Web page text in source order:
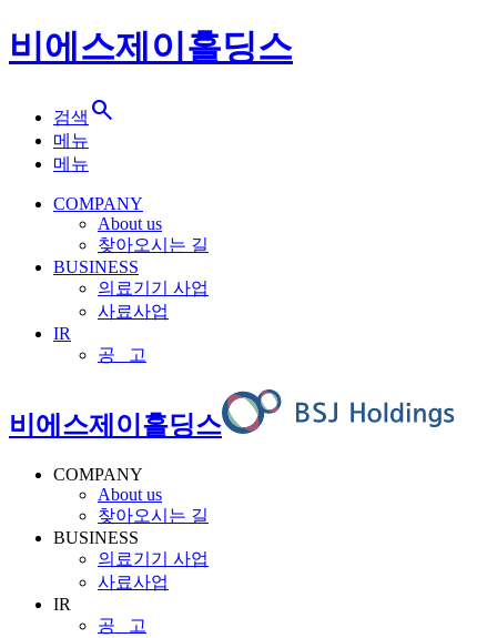
비에스제이홀딩스
검색 search
메뉴
메뉴
COMPANY
About us
찾아오시는 길
BUSINESS
의료기기 사업
사료사업
IR
공 고
비에스제이홀딩스
COMPANY
About us
찾아오시는 길
BUSINESS
의료기기 사업
사료사업
IR
공 고